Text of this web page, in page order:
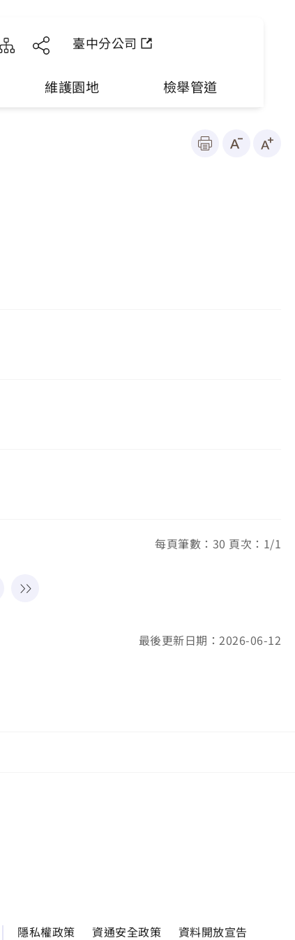
臺中分公司
維護園地 檢舉管道
每頁筆數：30 頁次：1/1
最後更新日期：2026-06-12
隱私權政策 資通安全政策 資料開放宣告